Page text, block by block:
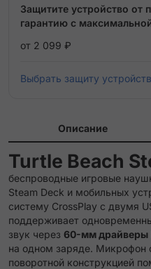
Защитите устройство от
гарантию с
от 2 099 ₽
Выбрать защиту
Описание
Turtle Beach
беспроводные игровые
Steam Deck и мобильных
систему CrossPlay с двумя
поддерживает
звук через 60-мм драйверы
на одном заряде. Микрофон
поворотной конструкцией